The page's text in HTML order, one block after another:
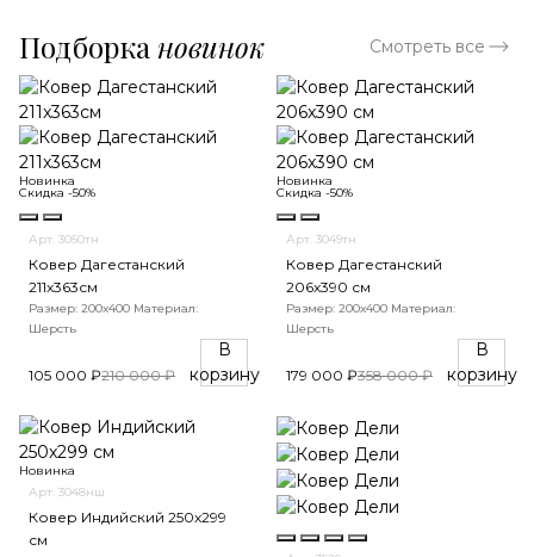
Подборка новинок Смотреть все
Новинка
Скидка -50%
Арт. 3050тн
Ковер Дагестанский
211x363см
Размер: 200х400 Материал:
Шерсть
105 000 ₽210 000 ₽
В
корзину
Новинка
Скидка -50%
Арт. 3049тн
Ковер Дагестанский
206x390 см
Размер: 200х400 Материал:
Шерсть
179 000 ₽358 000 ₽
В
корзину
Новинка
Арт. 3048нш
Ковер Индийский 250x299
см